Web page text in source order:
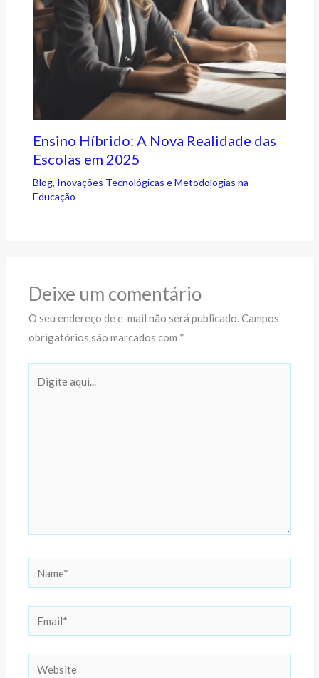
Ensino Híbrido: A Nova Realidade das
Escolas em 2025
Blog, Inovações Tecnológicas e Metodologias na
Educação
Deixe um comentário
O seu endereço de e-mail não será publicado.Campos
obrigatórios são marcados com *
aqui...
Email*